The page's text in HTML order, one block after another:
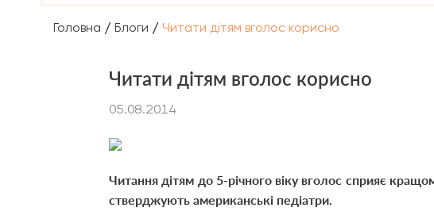
Головна / Блоги / Читати дітям вголос корисно
Читати дітям вголос корисно
05.08.2014
Читання дітям до 5-річного віку вголос сприяє
стверджують американські педіатри.